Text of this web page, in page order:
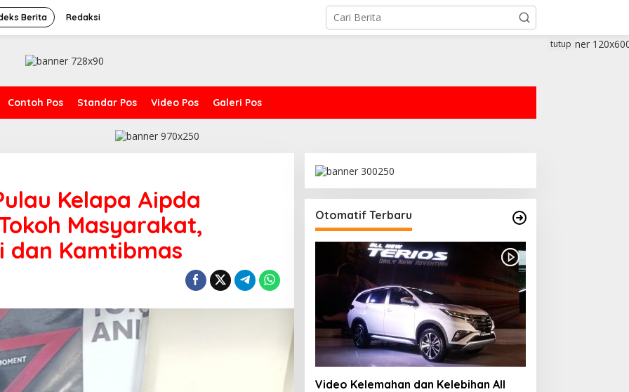
Berita Redaksi
Contoh Pos Standar Pos Video Pos Galeri Pos
tutup
Kelapa Aipda
Masyarakat,
dan Kamtibmas
Otomatif Terbaru
Video Kelemahan dan Kelebihan All